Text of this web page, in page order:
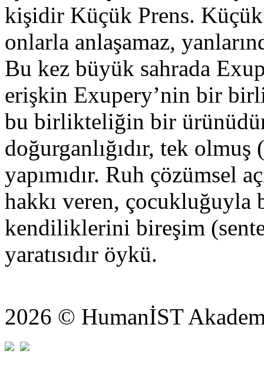
kişidir Küçük Prens.
onlarla anlaşamaz,
Bu kez büyük sahrada
erişkin Exupery’nin bir
bu birlikteliğin bir
doğurganlığıdır, tek
yapımıdır. Ruh çözümsel
hakkı veren, çocukluğuyla
kendiliklerini bireşim
yaratısıdır öykü.
2026 © HumanİST